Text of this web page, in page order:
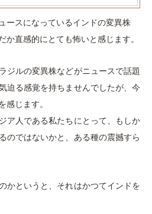
ースになっているインドの変異株
か直感的にとても怖いと感じます。
ジルの変異株などがニュースで話題
迫る感覚を持ちませんでしたが、今
感じます。
ア人である私たちにとって、もしか
のではないかと、ある種の震撼すら
かというと、それはかつてインドを